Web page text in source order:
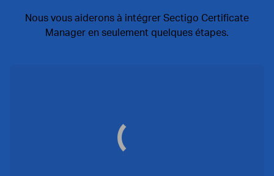
Nous vous aiderons à intégrer Sectigo Certificate
Manager en seulement quelques étapes.